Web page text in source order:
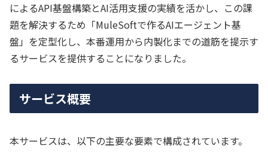
によるAPI基盤構築とAI活用支援の実績を活かし、この課
題を解決するため「MuleSoftで作るAIエージェント基
盤」を定型化し、本番運用から内製化までの道筋を提示す
るサービスを提供することになりました。
サービス概要
本サービスは、以下の主要な要素で構成されています。